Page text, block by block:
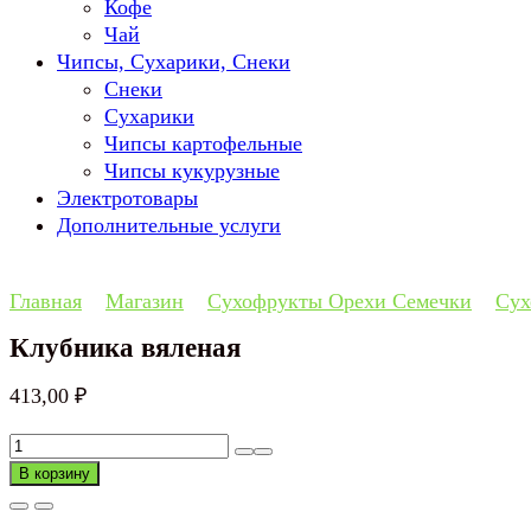
Кофе
Чай
Чипсы, Сухарики, Снеки
Снеки
Сухарики
Чипсы картофельные
Чипсы кукурузные
Электротовары
Дополнительные услуги
Главная Магазин Сухофрукты Орехи Семечки
Клубника вяленая
413,00 ₽
Количество
товара
Клубника
В корзину